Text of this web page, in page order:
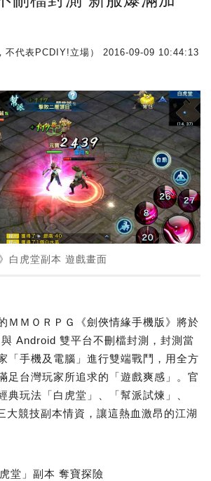
不代表PCDIY!立場） 2016-09-09 10:44:13
白虎堂副本 遊戲畫面
ＭＭＯＲＰＧ《劍俠情緣手機版》將於
Android 雙平台不刪檔封測，封測當
「手機及電腦」進行雙端戰鬥，用全方
足台灣玩家所追求的「遊戲爽感」。官
典玩法「白虎堂」、「幫派試煉」、
大競技副本情資，讓這熱血激昂的江湖
堂」副本 奪寶探險